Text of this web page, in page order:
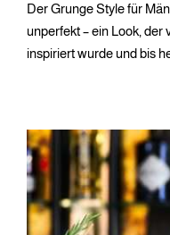
Der Grunge Style für
unperfekt – ein Look, der
inspiriert wurde und bis